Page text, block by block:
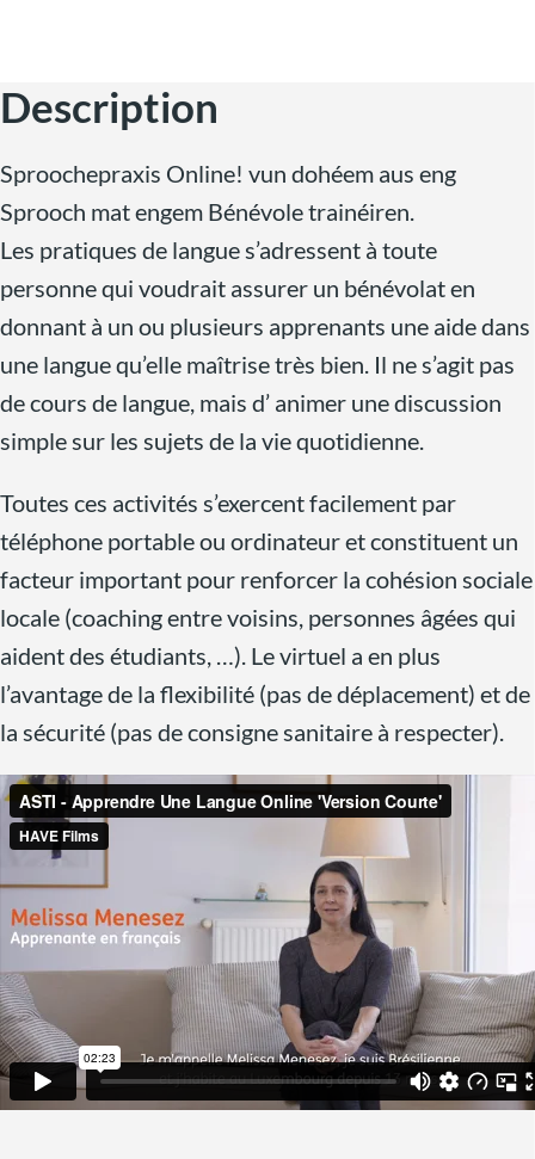
Description
Sproochepraxis Online! vun dohéem aus eng
Sprooch mat engem Bénévole trainéiren.
Les pratiques de langue s’adressent à toute
personne qui voudrait assurer un bénévolat en
donnant à un ou plusieurs apprenants une aide dans
une langue qu’elle maîtrise très bien. Il ne s’agit pas
de cours de langue, mais d’ animer une discussion
simple sur les sujets de la vie quotidienne.
Toutes ces activités s’exercent facilement par
téléphone portable ou ordinateur et constituent un
facteur important pour renforcer la cohésion sociale
locale (coaching entre voisins, personnes âgées qui
aident des étudiants, …). Le virtuel a en plus
l’avantage de la flexibilité (pas de déplacement) et de
la sécurité (pas de consigne sanitaire à respecter).